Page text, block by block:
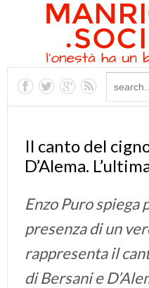
Il canto del
D’Alema.
Enzo Puro spiega
presenza di un
rappresenta il
di Bersani e